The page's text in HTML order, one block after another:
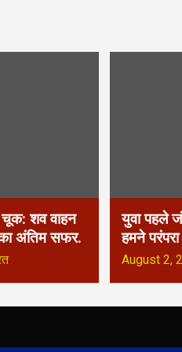
चूक: शव वाहन
अंतिम सफर.
युवा पहले
हमने
August 2,